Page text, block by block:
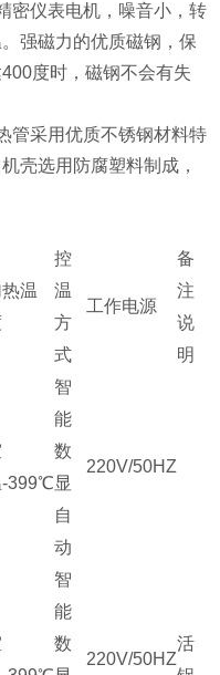
电机，噪音小，转
。强磁力的优质磁钢，保
度时，磁钢不会有失
管采用优质不锈钢材料特
。机壳选用防腐塑料制成，
温
控
温
方
式
工作电源
备
注
说
明
-399℃
智
能
数
显
自
动
220V/50HZ
智
能
数
220V/50HZ
活